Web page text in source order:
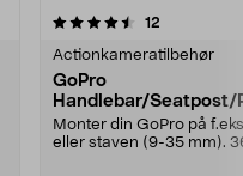
12
Actionkameratilbehør
GoPro
Handlebar/Seatpost/
Mount, rør/styrefeste.
Monter din GoPro på
eller staven (9-35 mm).
4.5 av 5 stjerner